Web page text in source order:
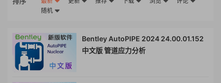
随机
Bentley AutoPIPE 2024 24.00.01.152
中文版 管道应力分析